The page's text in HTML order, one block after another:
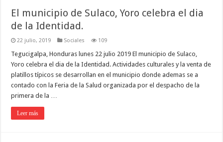
El municipio de Sulaco, Yoro celebra el dia
de la Identidad.
22 julio, 2019 Sociales 109
Tegucigalpa, Honduras lunes 22 julio 2019 El municipio de Sulaco,
Yoro celebra el dia de la Identidad. Actividades culturales y la venta de
platillos típicos se desarrollan en el municipio donde ademas se a
contado con la Feria de la Salud organizada por el despacho de la
primera de la …
Leer más